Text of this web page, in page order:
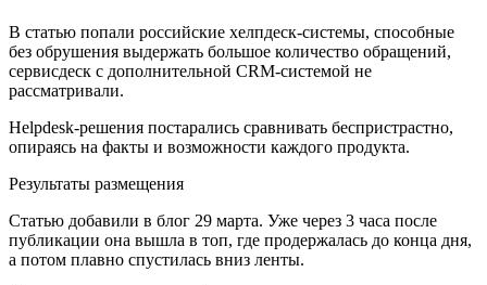
В статью попали российские хелпдеск-системы, способные
без обрушения выдержать большое количество обращений,
сервисдеск с дополнительной CRM-системой не
рассматривали.
Helpdesk-решения постарались сравнивать беспристрастно,
опираясь на факты и возможности каждого продукта.
Результаты размещения
Статью добавили в блог 29 марта. Уже через 3 часа после
публикации она вышла в топ, где продержалась до конца дня,
а потом плавно спустилась вниз ленты.